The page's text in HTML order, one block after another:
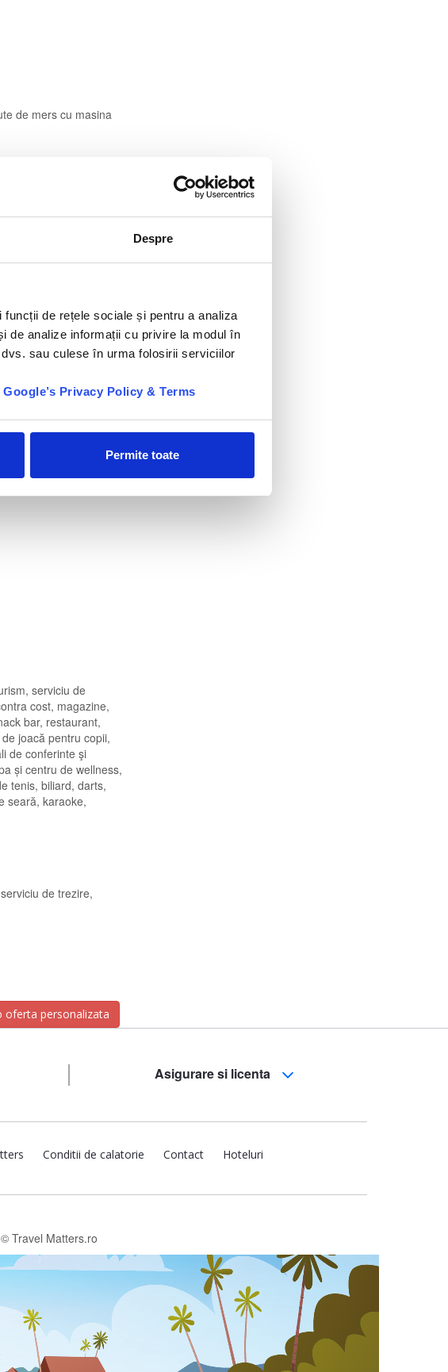
Despre
de rețele sociale și pentru a analiza
de analize informații cu privire la modul în
sau culese în urma folosirii serviciilor
Google’s Privacy Policy & Terms
Permite toate
de mers cu masina
serviciu de
cost, magazine,
bar, restaurant,
joacă pentru copii,
de conferinte şi
și centru de wellness,
tenis, biliard, darts,
seară, karaoke,
de trezire,
oferta personalizata
Asigurare si licenta
Conditii de calatorie Contact Hoteluri
© Travel Matters.ro